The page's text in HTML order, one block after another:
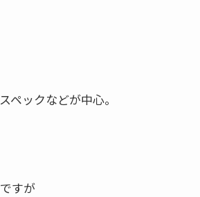
ペックなどが中心。
すが